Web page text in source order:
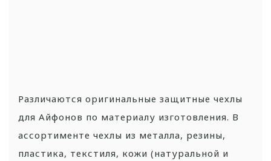
Различаются оригинальные защитные чехлы
для Айфонов по материалу изготовления. В
ассортименте чехлы из металла, резины,
пластика, текстиля, кожи (натуральной и